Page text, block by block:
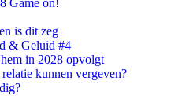
Game on!
is dit zeg
& Geluid #4
in 2028 opvolgt
kunnen vergeven?